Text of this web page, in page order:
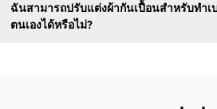
ฉันสามารถปรับแต่งผ้ากันเปื้อนสำหรับทำเ
ตนเองได้หรือไม่?